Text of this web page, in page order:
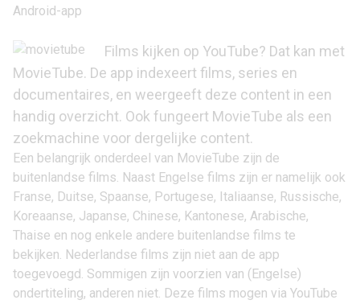
Films kijken op YouTube? Dat kan met
MovieTube. De app indexeert films, series en
documentaires, en weergeeft deze content in een
handig overzicht. Ook fungeert MovieTube als een
zoekmachine voor dergelijke content.
Een belangrijk onderdeel van MovieTube zijn de
buitenlandse films. Naast Engelse films zijn er namelijk ook
Franse, Duitse, Spaanse, Portugese, Italiaanse, Russische,
Koreaanse, Japanse, Chinese, Kantonese, Arabische,
Thaise en nog enkele andere buitenlandse films te
bekijken. Nederlandse films zijn niet aan de app
toegevoegd. Sommigen zijn voorzien van (Engelse)
ondertiteling, anderen niet. Deze films mogen via YouTube